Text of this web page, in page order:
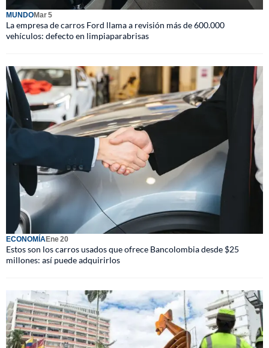
MUNDOMar 5
La empresa de carros Ford llama a revisión más de 600.000
vehículos: defecto en limpiaparabrisas
ECONOMÍAEne 20
Estos son los carros usados que ofrece Bancolombia desde $25
millones: así puede adquirirlos